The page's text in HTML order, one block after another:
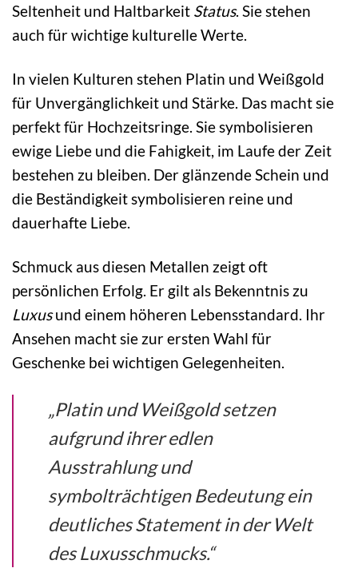
Seltenheit und Haltbarkeit Status. Sie stehen
auch für wichtige kulturelle Werte.
In vielen Kulturen stehen Platin und Weißgold
für Unvergänglichkeit und Stärke. Das macht sie
perfekt für Hochzeitsringe. Sie symbolisieren
ewige Liebe und die Fahigkeit, im Laufe der Zeit
bestehen zu bleiben. Der glänzende Schein und
die Beständigkeit symbolisieren reine und
dauerhafte Liebe.
Schmuck aus diesen Metallen zeigt oft
persönlichen Erfolg. Er gilt als Bekenntnis zu
Luxusund einem höheren Lebensstandard. Ihr
Ansehen macht sie zur ersten Wahl für
Geschenke bei wichtigen Gelegenheiten.
„Platin und Weißgold setzen
aufgrund ihrer edlen
Ausstrahlung und
symbolträchtigen Bedeutung ein
deutliches Statement in der Welt
des Luxusschmucks.“